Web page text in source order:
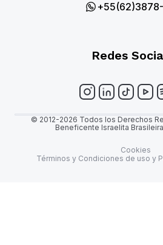
Redes
© 2012-2026 Todos los Derechos
Beneficente Israelita
Cookies
Términos y Condiciones de uso y